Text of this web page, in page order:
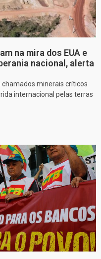
na mira dos EUA e
nacional, alerta
minerais críticos
internacional pelas terras